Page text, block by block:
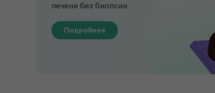
печени без биопсии
Подробнее